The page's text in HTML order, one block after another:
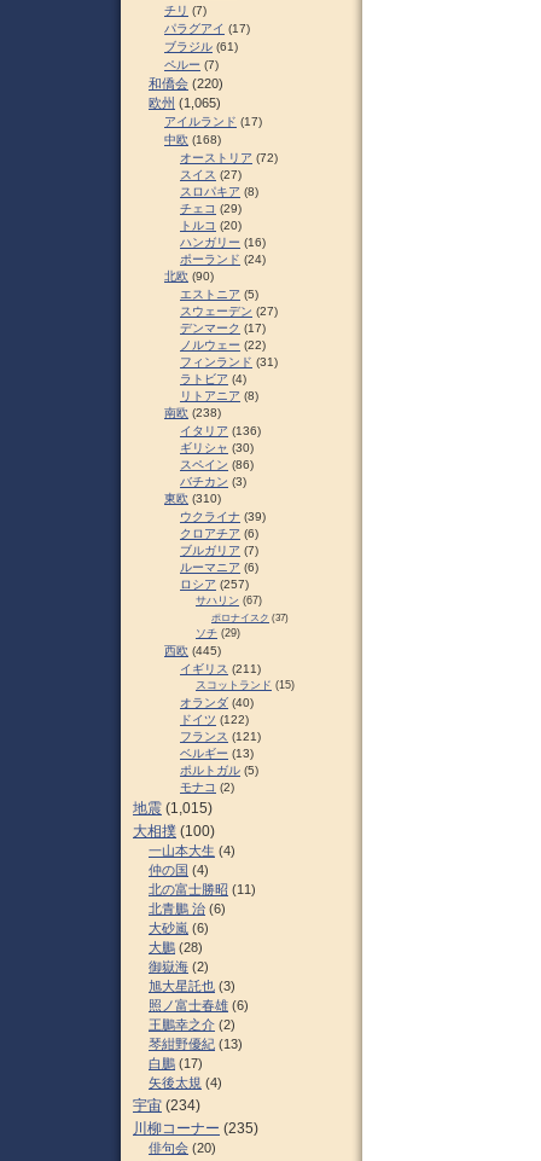
チリ (7)
パラグアイ (17)
ブラジル (61)
ペルー (7)
和僑会 (220)
欧州 (1,065)
アイルランド (17)
中欧 (168)
オーストリア (72)
スイス (27)
スロパキア (8)
チェコ (29)
トルコ (20)
ハンガリー (16)
ポーランド (24)
北欧 (90)
エストニア (5)
スウェーデン (27)
デンマーク (17)
ノルウェー (22)
フィンランド (31)
ラトビア (4)
リトアニア (8)
南欧 (238)
イタリア (136)
ギリシャ (30)
スペイン (86)
バチカン (3)
東欧 (310)
ウクライナ (39)
クロアチア (6)
ブルガリア (7)
ルーマニア (6)
ロシア (257)
サハリン (67)
ポロナイスク (37)
ソチ (29)
西欧 (445)
イギリス (211)
スコットランド (15)
オランダ (40)
ドイツ (122)
フランス (121)
ベルギー (13)
ポルトガル (5)
モナコ (2)
地震 (1,015)
大相撲 (100)
一山本大生 (4)
仲の国 (4)
北の富士勝昭 (11)
北青鵬 治 (6)
大砂嵐 (6)
大鵬 (28)
御嶽海 (2)
旭大星託也 (3)
照ノ富士春雄 (6)
王鵬幸之介 (2)
琴紺野優紀 (13)
白鵬 (17)
矢後太規 (4)
宇宙 (234)
川柳コーナー (235)
俳句会 (20)